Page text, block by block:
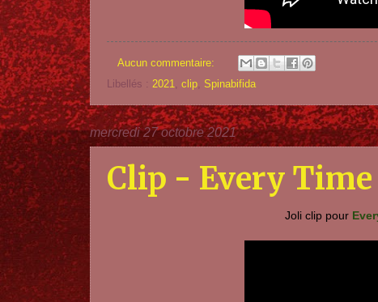
Aucun commentaire:
Libellés : 2021, clip, Spinabifida
mercredi 27 octobre 2021
Clip - Every Time
Joli clip pour